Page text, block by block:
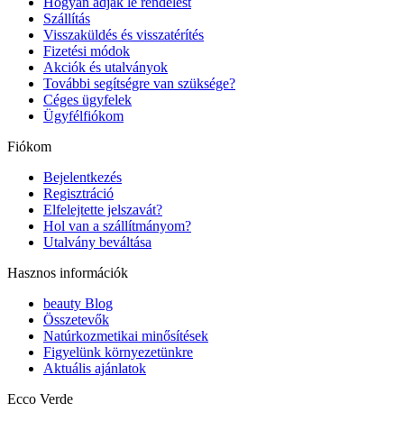
Szállítás
Visszaküldés és visszatérítés
Fizetési módok
Akciók és utalványok
További segítségre van szüksége?
Céges ügyfelek
Ügyfélfiókom
Fiókom
Bejelentkezés
Regisztráció
Elfelejtette jelszavát?
Hol van a szállítmányom?
Utalvány beváltása
Hasznos információk
beauty Blog
Összetevők
Natúrkozmetikai minősítések
Figyelünk környezetünkre
Aktuális ajánlatok
Ecco Verde